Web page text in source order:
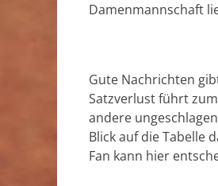
Damenmannschaft
Gute Nachrichten
Satzverlust führt
andere
Blick auf die Tabelle
Fan kann hier